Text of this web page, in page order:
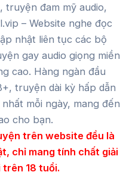
đam mỹ audio,
– Website nghe đọc
nhật liên tục các bộ
gay audio giọng miền
cao. Hàng ngàn đầu
truyện dài kỳ hấp dẫn
mỗi ngày, mang đến
cho bạn.
trên website đều là
chỉ mang tính chất giải
18 tuổi.